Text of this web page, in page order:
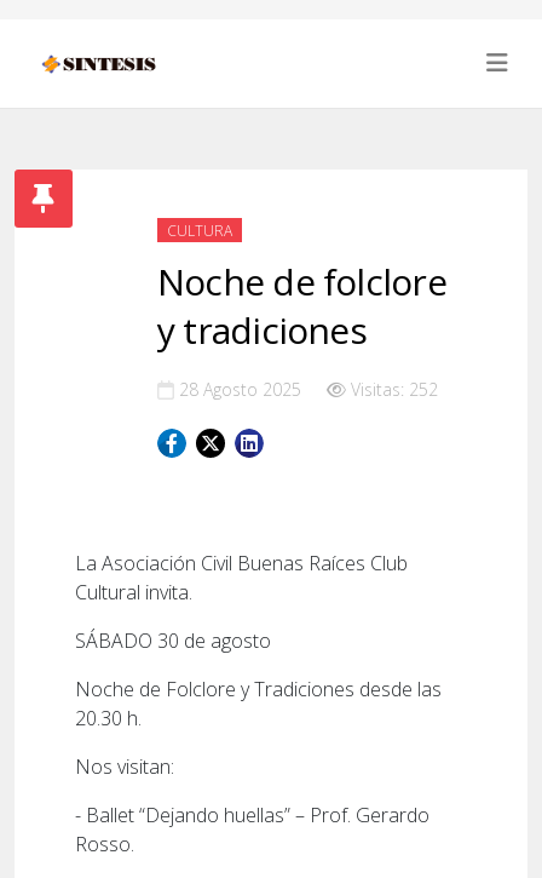
CULTURA
Noche de folclore
y tradiciones
28 Agosto 2025 Visitas: 252
La Asociación Civil Buenas Raíces Club
Cultural invita.
SÁBADO 30 de agosto
Noche de Folclore y Tradiciones desde las
20.30 h.
Nos visitan:
- Ballet “Dejando huellas” – Prof. Gerardo
Rosso.